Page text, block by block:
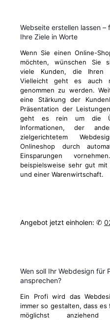
Webseite erstellen lassen –
Ihre Ziele in Worte
Wenn Sie einen Online-
möchten, wünschen Sie
viele Kunden, die Ihren
Vielleicht geht es auch
genommen zu werden.
eine Stärkung der
Präsentation der
geht es rein um die
Informationen, der
zielgerichtetem
Onlineshop durch
Einsparungen
beispielsweise sehr gut mit
und einer Warenwirtschaft.
Angebot jetzt einholen: ✆
Wen soll Ihr Webdesign für
ansprechen?
Ein Profi wird das
immer so gestalten, dass
möglichst